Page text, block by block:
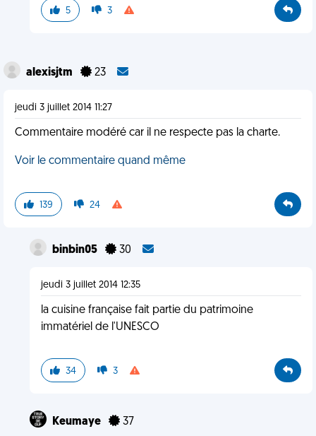
5 3
alexisjtm 23
jeudi 3 juillet 2014 11:27
Commentaire modéré car il ne respecte pas la charte.
Voir le commentaire quand même
139 24
binbin05 30
jeudi 3 juillet 2014 12:35
la cuisine française fait partie du patrimoine
immatériel de l'UNESCO
34 3
Keumaye 37